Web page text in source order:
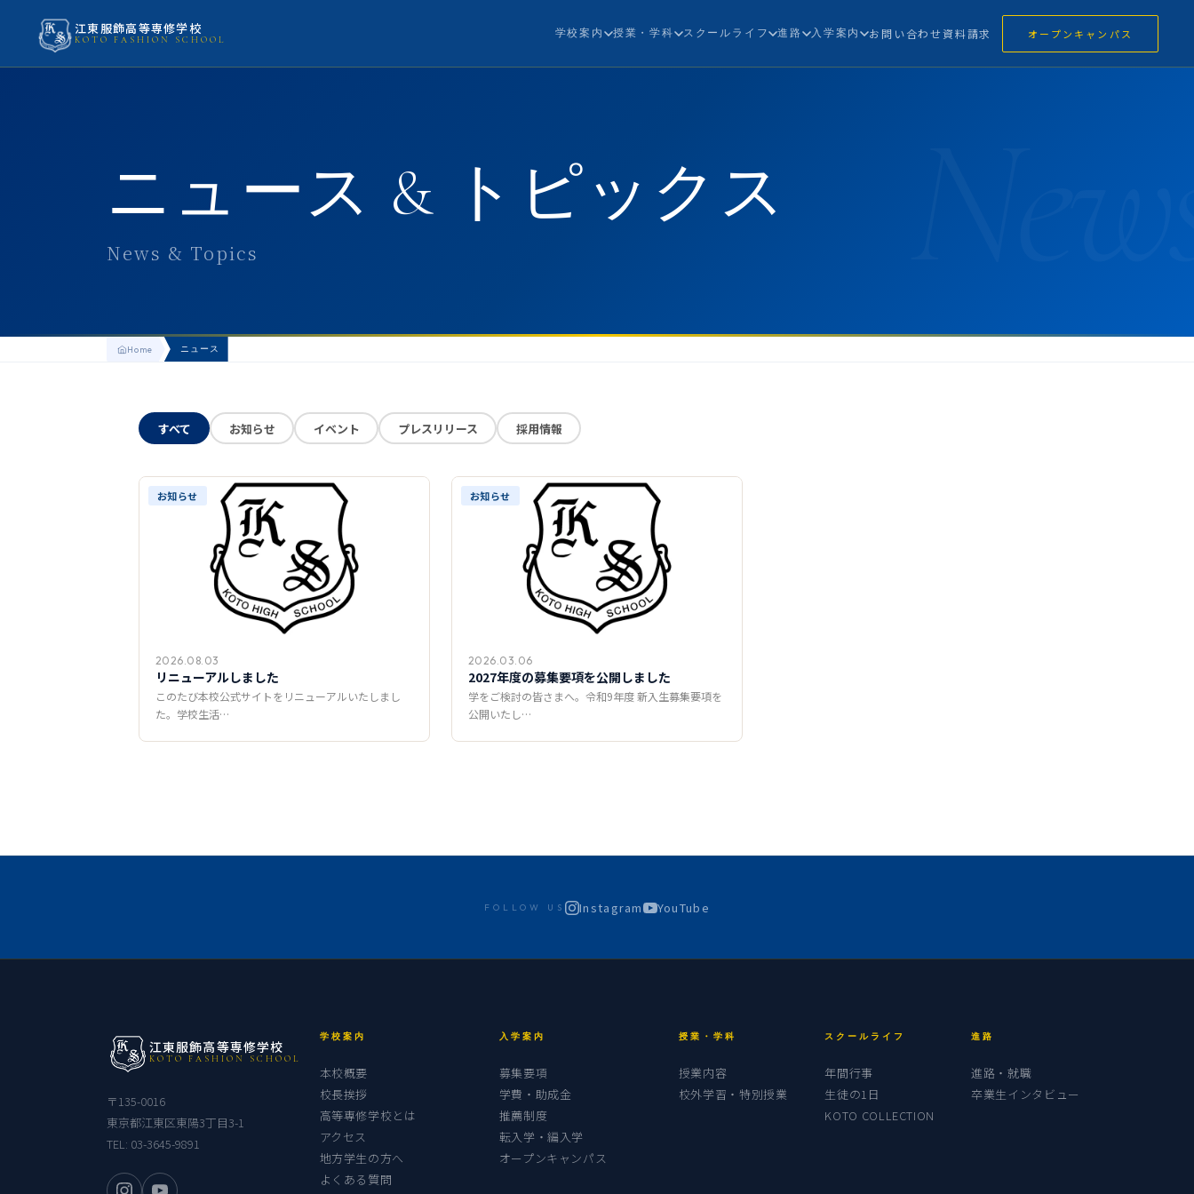
江東服飾高等専修学校
KOTO FASHION SCHOOL
学校案内 授業・学科 スクールライフ 進路 入学案内 お問い合わせ資料請求 オープンキャンパス
ニュース & トピックス
News & Topics
Home ニュース
すべて お知らせ イベント プレスリリース 採用情報
お知らせ
2026.08.03
リニューアルしました
このたび本校公式サイトをリニューアルいたしまし
た。学校生活…
お知らせ
2026.03.06
2027年度の募集要項を公開しました
学をご検討の皆さまへ。令和9年度 新入生募集要項を
公開いたし…
FOLLOW US Instagram YouTube
江東服飾高等専修学校
KOTO FASHION SCHOOL
〒135-0016
東京都江東区東陽3丁目3-1
TEL: 03-3645-9891
学校案内
本校概要
校長挨拶
高等専修学校とは
アクセス
地方学生の方へ
よくある質問
入学案内
募集要項
学費・助成金
推薦制度
転入学・編入学
オープンキャンパス
授業・学科
授業内容
校外学習・特別授業
スクールライフ
年間行事
生徒の1日
KOTO COLLECTION
進路
進路・就職
卒業生インタビュー